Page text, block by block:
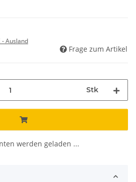
- Ausland
Frage zum Artikel
Stk
werden geladen ...